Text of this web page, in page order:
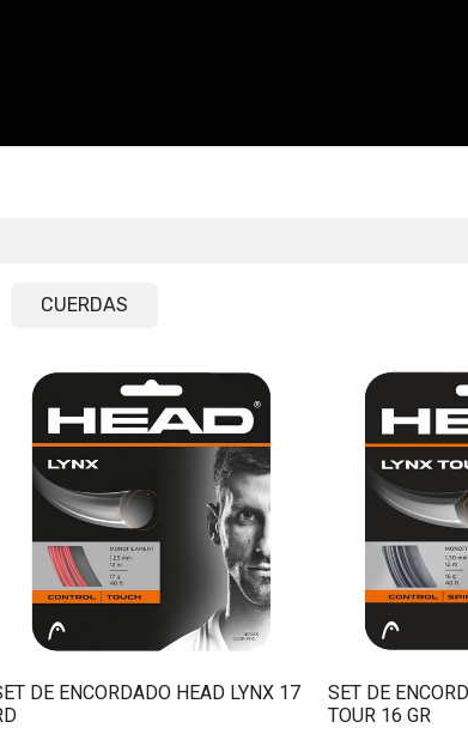
CUERDAS
DE ENCORDADO HEAD LYNX 17
SET DE
TOUR 16 GR